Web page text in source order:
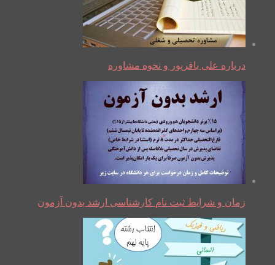
درباره علی باقرپور و نحوه مشاوره
زمان و شرایط ثبت نام کارشناسی ارشد بدون آزمون